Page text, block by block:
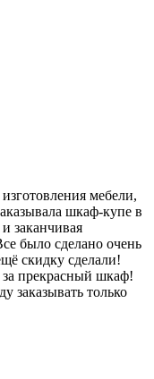
мебели,
шкаф-купе в
заканчивая
было сделано очень
скидку сделали!
за прекрасный шкаф!
заказывать только